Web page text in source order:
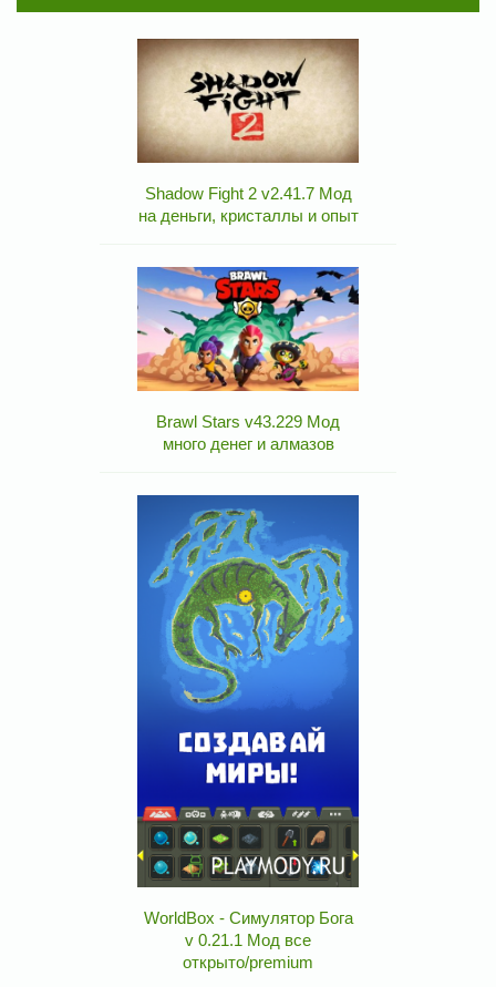
Shadow Fight 2 v2.41.7 Мод
на деньги, кристаллы и опыт
Brawl Stars v43.229 Мод
много денег и алмазов
WorldBox - Симулятор Бога
v 0.21.1 Мод все
открыто/premium